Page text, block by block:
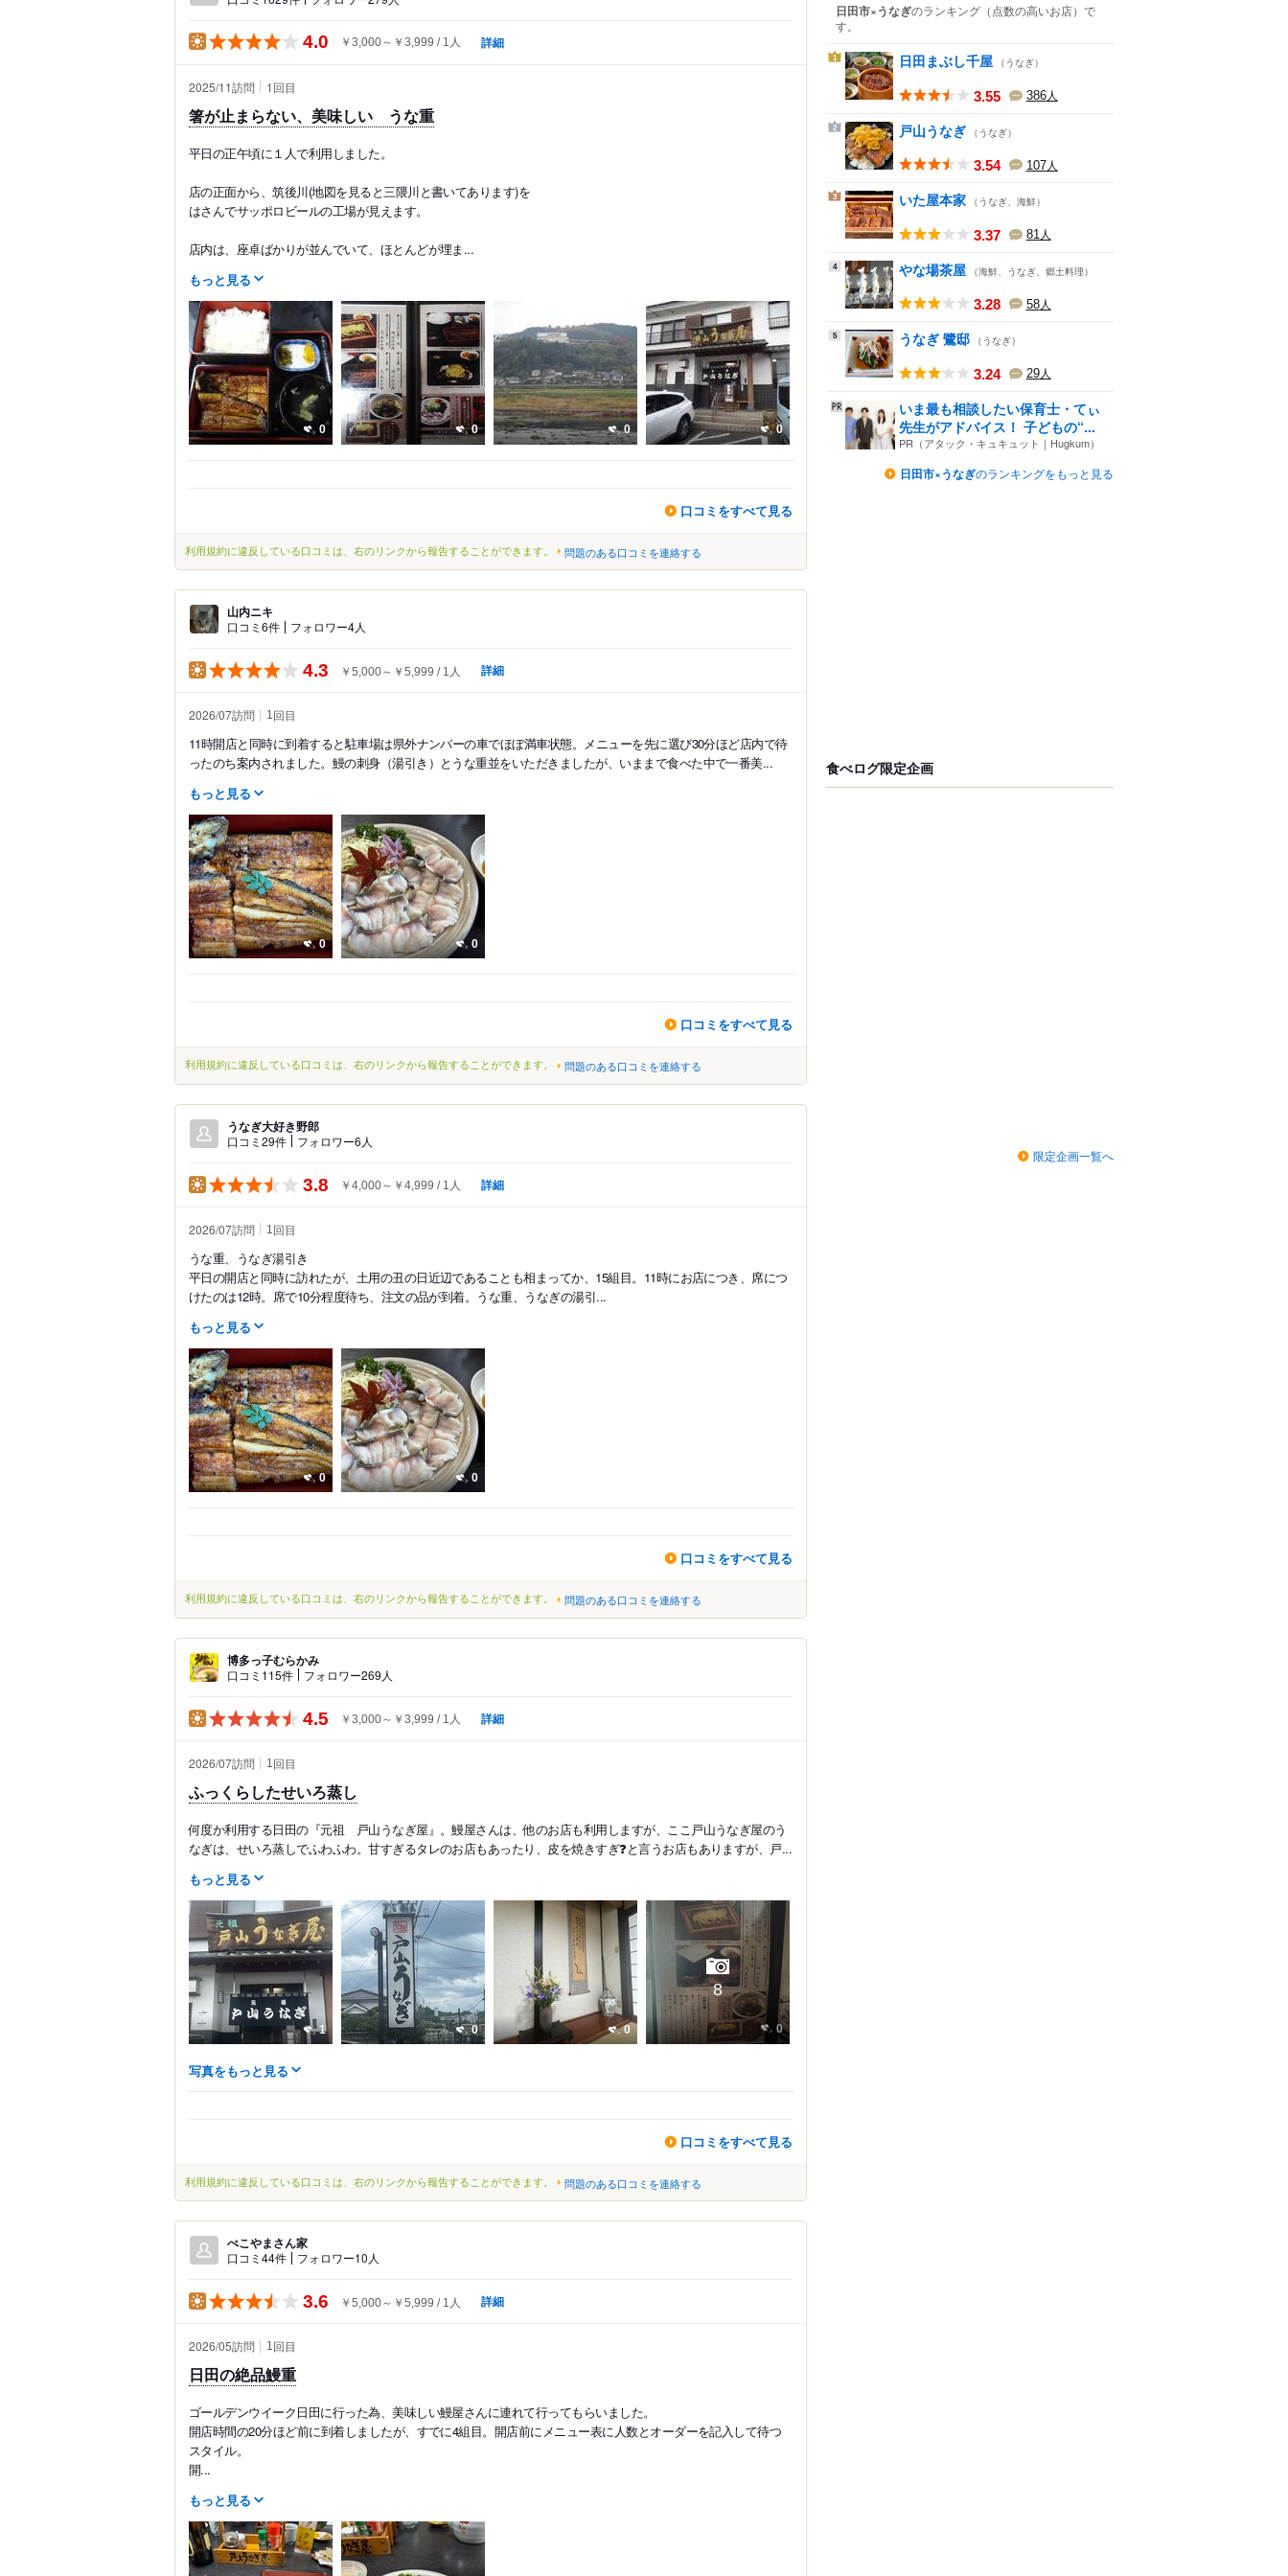
4.0 ￥3,000～￥3,999 1人 詳細
2025/11訪問 1回目
箸が止まらない、美味しい うな重
平日の正午頃に１人で利用しました。
店の正面から、筑後川(地図を見ると三隈川と書いてあります)を
はさんでサッポロビールの工場が見えます。
店内は、座卓ばかりが並んでいて、ほとんどが埋ま...
もっと見る
0 0 0 0
口コミをすべて見る
利用規約に違反している口コミは、右のリンクから報告することができます。 問題のある口コミを連絡する
山内ニキ
口コミ6件 フォロワー4人
4.3 ￥5,000～￥5,999 1人 詳細
2026/07訪問 1回目
11時開店と同時に到着すると駐車場は県外ナンバーの車でほぼ満車状態。メニューを先に選び30分ほど店内で待
ったのち案内されました。鰻の刺身（湯引き）とうな重並をいただきましたが、いままで食べた中で一番美...
もっと見る
0 0
口コミをすべて見る
利用規約に違反している口コミは、右のリンクから報告することができます。 問題のある口コミを連絡する
うなぎ大好き野郎
口コミ29件 フォロワー6人
3.8 ￥4,000～￥4,999 1人 詳細
2026/07訪問 1回目
うな重、うなぎ湯引き
平日の開店と同時に訪れたが、土用の丑の日近辺であることも相まってか、15組目。11時にお店につき、席につ
けたのは12時。席で10分程度待ち、注文の品が到着。うな重、うなぎの湯引...
もっと見る
0 0
口コミをすべて見る
利用規約に違反している口コミは、右のリンクから報告することができます。 問題のある口コミを連絡する
博多っ子むらかみ
口コミ115件 フォロワー269人
4.5 ￥3,000～￥3,999 1人 詳細
2026/07訪問 1 回目
ふっくらしたせいろ蒸し
何度か利用する日田の『元祖 戸山うなぎ屋』。鰻屋さんは、他のお店も利用しますが、ここ戸山うなぎ屋のう
なぎは、せいろ蒸しでふわふわ。甘すぎるタレのお店もあったり、皮を焼きすぎ❓と言うお店もありますが、戸...
もっと見る
1 0 0 0
8
写真をもっと見る
口コミをすべて見る
利用規約に違反している口コミは、右のリンクから報告することができます。 問題のある口コミを連絡する
ぺこやまさん家
口コミ44件 フォロワー10人
3.6 ￥5,000～￥5,999 1人 詳細
2026/05訪問 1回目
日田の絶品鰻重
ゴールデンウイーク日田に行った為、美味しい鰻屋さんに連れて行ってもらいました。
開店時間の20分ほど前に到着しましたが、すでに4組目。開店前にメニュー表に人数とオーダーを記入して待つ
スタイル。
開...
もっと見る
日田市×うなぎのランキング （点数の高いお店） で
す。
1 日田まぶし千屋 （うなぎ）
3.55 386人
2 戸山うなぎ （うなぎ）
3.54 107人
3 いた屋本家 （うなぎ、海鮮）
3.37 81人
4 やな場茶屋 （海鮮、うなぎ、郷土料理）
3.28 58人
5 うなぎ 鷺邸 （うなぎ）
3.24 29人
いま最も相談したい保育士・てぃ
先生がアドバイス！ 子どもの“...
PR（アタック・キュキュット｜Hugkum）
日田市×うなぎのランキングをもっと見る
食べログ限定企画
限定企画一覧へ